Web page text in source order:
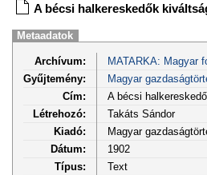
A bécsi halkereskedők
Metaadatok
Archívum:
MATARKA: Magyar
Gyűjtemény:
Magyar
Cím:
A bécsi
Létrehozó:
Takáts Sándor
Kiadó:
Magyar
Dátum:
1902
Típus:
Text